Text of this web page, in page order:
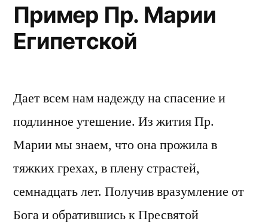
Пример Пр. Марии
Египетской
Дает всем нам надежду на спасение и
подлинное утешение. Из жития Пр.
Марии мы знаем, что она прожила в
тяжких грехах, в плену страстей,
семнадцать лет. Получив вразумление от
Бога и обратившись к Пресвятой